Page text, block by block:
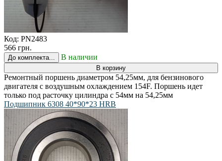
Код: PN2483
566 грн.
До комплекта... В наличии
В корзину
Ремонтный поршень диаметром 54,25мм, для бензинового
двигателя c воздушным охлаждением 154F. Поршень идет
только под расточку цилиндра с 54мм на 54,25мм
Подшипник 6308 40*90*23 HRB